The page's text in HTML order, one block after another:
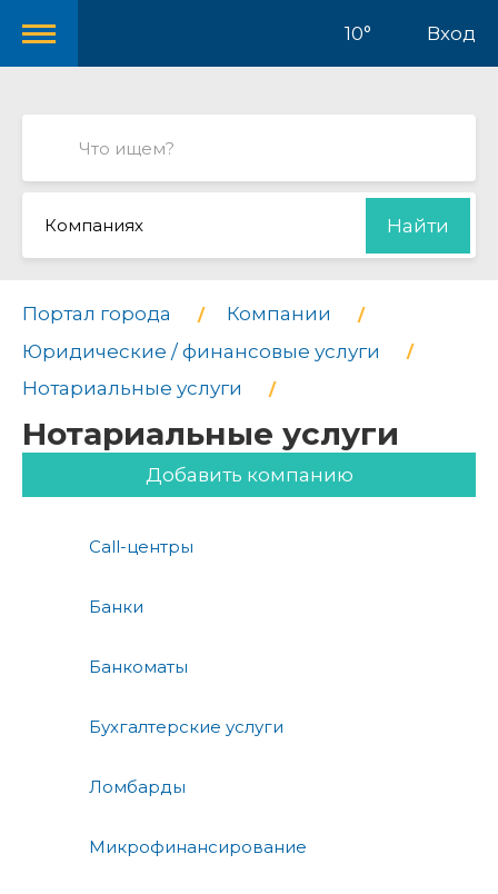
10° Вход
Компаниях Найти
Портал города
Компании
Юридические / финансовые услуги
Нотариальные услуги
Нотариальные услуги
Добавить компанию
Call-центры
Банки
Банкоматы
Бухгалтерские услуги
Ломбарды
Микрофинансирование